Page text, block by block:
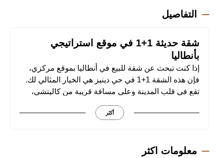
التفاصيل
شقة حديثة 1+1 في موقع استراتيجي
بأنطاليا
إذا كنت تبحث عن شقة للبيع في أنطاليا بموقع مركزي،
فإن هذه الشقة 1+1 في حي دينيز هي الخيار المثالي لك.
تقع في قلب المدينة وعلى مسافة قريبة من كاليتشي،
شارع أتاتورك، الأسواق، المستشفيات والحدائق، مما
يجعلها خيارًا مناسبًا للسكن أو الاستثمار.
• غرفة نوم + حمام ومرحاض
أكثر
معلومات اكثر